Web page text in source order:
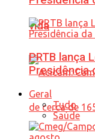
vida
PRTB lança
Presidência
Geral
Tudo
Saúde